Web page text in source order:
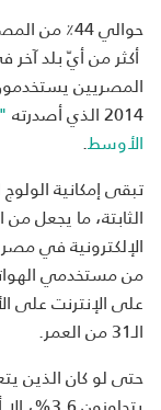
حوالي 44٪
المصريين
2014 الذي أصدرته
الأوسط.
تبقى إمكانية
الثابتة، ما يجعل
من مستخدمي
الـ31 من العمر.
حتى لو كان الذين